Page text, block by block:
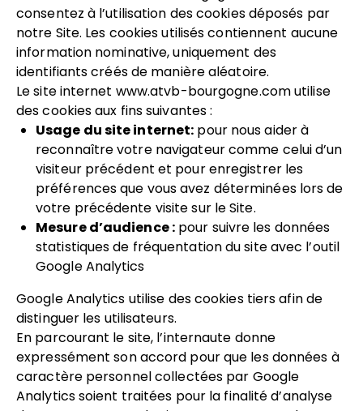
consentez à l’utilisation des cookies déposés par
notre Site. Les cookies utilisés contiennent aucune
information nominative, uniquement des
identifiants créés de manière aléatoire.
Le site internet www.atvb-bourgogne.comutilise
des cookies aux fins suivantes :
Usage du site internet: pour nous aider à
reconnaître votre navigateur comme celui d’un
visiteur précédent et pour enregistrer les
préférences que vous avez déterminées lors de
votre précédente visite sur le Site.
Mesure d’audience :pour suivre les données
statistiques de fréquentation du site avec l’outil
Google Analytics
Google Analytics utilise des cookies tiers afin de
distinguer les utilisateurs.
En parcourant le site, l’internaute donne
expressément son accord pour que les données à
caractère personnel collectées par Google
Analytics soient traitées pour la finalité d’analyse